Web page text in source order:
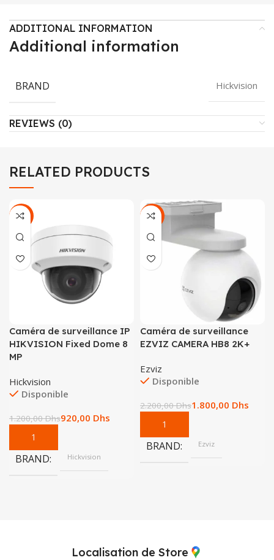
ADDITIONAL INFORMATION
Additional information
BRAND Hickvision
REVIEWS (0)
RELATED PRODUCTS
-23%
Caméra de surveillance IP
HIKVISION Fixed Dome 8
MP
Hickvision
Disponible
1.200,00Dhs920,00 Dhs
BRAND Hickvision
-18%
Caméra de surveillance
EZVIZ CAMERA HB8 2K+
Ezviz
Disponible
2.200,00Dhs1.800,00 Dhs
BRAND Ezviz
Localisation de Store